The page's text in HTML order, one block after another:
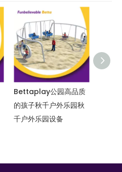
Bettaplay Kids
Swing Undoor 乐园秋
千户外乐园设备儿童